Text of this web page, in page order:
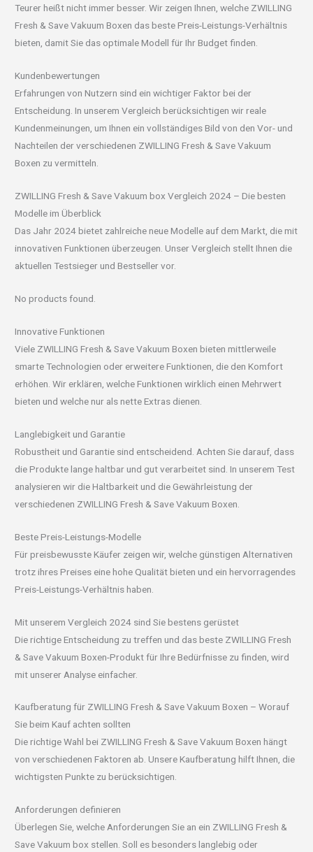
Teurer heißt nicht immer besser. Wir zeigen Ihnen, welche ZWILLING
Fresh & Save Vakuum Boxen das beste Preis-Leistungs-Verhältnis
bieten, damit Sie das optimale Modell für Ihr Budget finden.
Kundenbewertungen
Erfahrungen von Nutzern sind ein wichtiger Faktor bei der
Entscheidung. In unserem Vergleich berücksichtigen wir reale
Kundenmeinungen, um Ihnen ein vollständiges Bild von den Vor- und
Nachteilen der verschiedenen ZWILLING Fresh & Save Vakuum
Boxen zu vermitteln.
ZWILLING Fresh & Save Vakuum box Vergleich 2024 – Die besten
Modelle im Überblick
Das Jahr 2024 bietet zahlreiche neue Modelle auf dem Markt, die mit
innovativen Funktionen überzeugen. Unser Vergleich stellt Ihnen die
aktuellen Testsieger und Bestseller vor.
No products found.
Innovative Funktionen
Viele ZWILLING Fresh & Save Vakuum Boxen bieten mittlerweile
smarte Technologien oder erweitere Funktionen, die den Komfort
erhöhen. Wir erklären, welche Funktionen wirklich einen Mehrwert
bieten und welche nur als nette Extras dienen.
Langlebigkeit und Garantie
Robustheit und Garantie sind entscheidend. Achten Sie darauf, dass
die Produkte lange haltbar und gut verarbeitet sind. In unserem Test
analysieren wir die Haltbarkeit und die Gewährleistung der
verschiedenen ZWILLING Fresh & Save Vakuum Boxen.
Beste Preis-Leistungs-Modelle
Für preisbewusste Käufer zeigen wir, welche günstigen Alternativen
trotz ihres Preises eine hohe Qualität bieten und ein hervorragendes
Preis-Leistungs-Verhältnis haben.
Mit unserem Vergleich 2024 sind Sie bestens gerüstet
Die richtige Entscheidung zu treffen und das beste ZWILLING Fresh
& Save Vakuum Boxen-Produkt für Ihre Bedürfnisse zu finden, wird
mit unserer Analyse einfacher.
Kaufberatung für ZWILLING Fresh & Save Vakuum Boxen – Worauf
Sie beim Kauf achten sollten
Die richtige Wahl bei ZWILLING Fresh & Save Vakuum Boxen hängt
von verschiedenen Faktoren ab. Unsere Kaufberatung hilft Ihnen, die
wichtigsten Punkte zu berücksichtigen.
Anforderungen definieren
Überlegen Sie, welche Anforderungen Sie an ein ZWILLING Fresh &
Save Vakuum box stellen. Soll es besonders langlebig oder